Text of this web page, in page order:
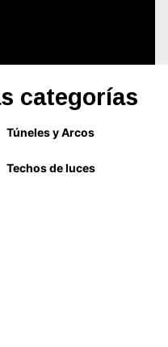
categorías
Túneles y Arcos
Techos de luces